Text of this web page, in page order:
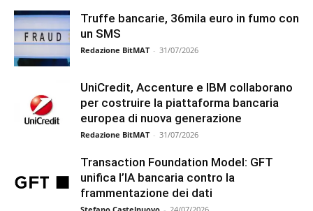
Truffe bancarie, 36mila euro in fumo con
un SMS
Redazione BitMAT - 31/07/2026
UniCredit, Accenture e IBM collaborano
per costruire la piattaforma bancaria
europea di nuova generazione
Redazione BitMAT - 31/07/2026
Transaction Foundation Model: GFT
unifica l’IA bancaria contro la
frammentazione dei dati